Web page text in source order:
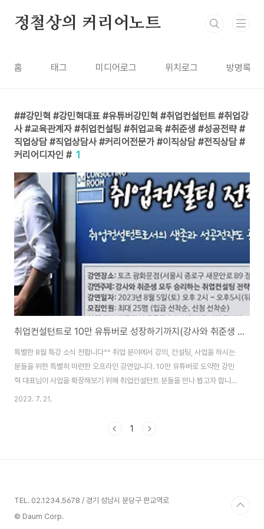
정철상의 커리어노트
홈 태그 미디어로그 위치로그 방명록
#강민혁 #강민혁대표 #유튜버강민혁 #취업컨설턴트 #취업강
사 #교육관계자 #취업컨설팅 #취업교육 #취준생 #성공전략 #
직업상담 #직업상담사 #커리어전문가 #이직상담 #전직상담 #
커리어디자인 # 1
취업컨설턴트로 10만 유튜버로 성장하기까지(강사와 취준생 모두 승리하는 취업컨설팅 전략)
특별한 8월 특강 소식 전합니다^^ 취업 분야에서 강의, 컨설팅, 사업을 하시는
분들을 위한 특별히 마련한 오프라인 강연입니다. 10만 유튜버로 도약한 강민
혁 대표님이 사업을 확장해보기 위해 취업컨설턴트 분들을 만나 뵙고자 합니
다. 프리하게 독립적으로 활동하시는 분들이나 경영자나 파트너로 활동하고 싶
분야의 강사, 컨설턴트, 경영자, 인사담당자, 교육사업 관계자 분들이 참여해 함
2023. 7. 21.
1
TEL. 02.1234.5678 / 경기 성남시 분당구 판교역로
© Daum Corp.